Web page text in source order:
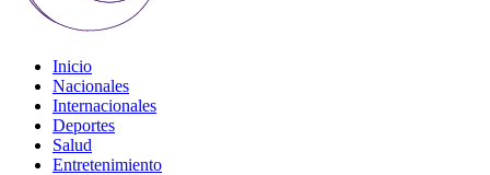
Inicio
Nacionales
Internacionales
Deportes
Salud
Entretenimiento